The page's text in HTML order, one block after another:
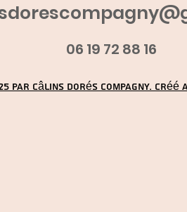
06 19 72 88 16
par Câlins Dorés Compagny. Créé